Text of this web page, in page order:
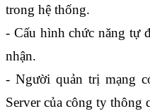
trong hệ thống.
- Cấu hình chức năng tự
nhận.
- Người quản trị mạng
Server của công ty thông